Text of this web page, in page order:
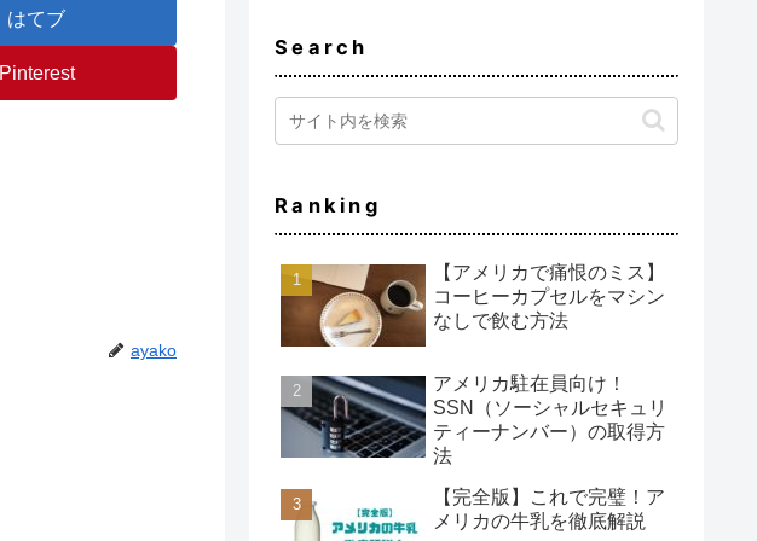
はてブ
Pinterest
ayako
Search
Ranking
【アメリカで痛恨のミス】
コーヒーカプセルをマシン
なしで飲む方法
アメリカ駐在員向け！
SSN（ソーシャルセキュリ
ティーナンバー）の取得方
法
【完全版】これで完璧！ア
メリカの牛乳を徹底解説